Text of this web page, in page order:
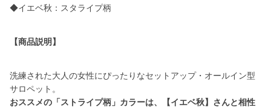
◆イエベ秋：スタライプ柄
【商品説明】
洗練された大人の女性にぴったりなセットアップ・オールイン型
おススメの「ストライプ柄」カラーは、【イエベ秋】さんと相性